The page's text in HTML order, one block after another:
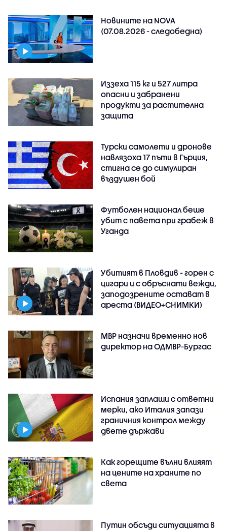
Новините на NOVA
(07.08.2026 - следобедна)
Иззеха 115 кг и 527 литра
опасни и забранени
продукти за растителна
защита
Турски самолети и дронове
навлязоха 17 пъти в Гърция,
стигна се до симулиран
въздушен бой
Футболен национал беше
убит с павета при грабеж в
Уганда
Убитият в Пловдив - горен с
цигари и с обръснати вежди,
заподозрените остават в
ареста (ВИДЕО+СНИМКИ)
МВР назначи временно нов
директор на ОДМВР-Бургас
Испания заплаши с ответни
мерки, ако Италия запази
граничния контрол между
двете държави
Как горещите вълни влияят
на цените на храните по
света
Путин обсъди ситуацията в